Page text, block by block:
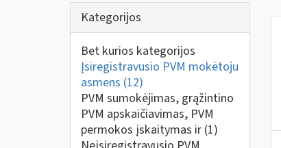
Kategorijos
Bet kurios kategorijos
Įsiregistravusio PVM mokėtoju
asmens (12)
PVM sumokėjimas, grąžintino
PVM apskaičiavimas, PVM
permokos įskaitymas ir (1)